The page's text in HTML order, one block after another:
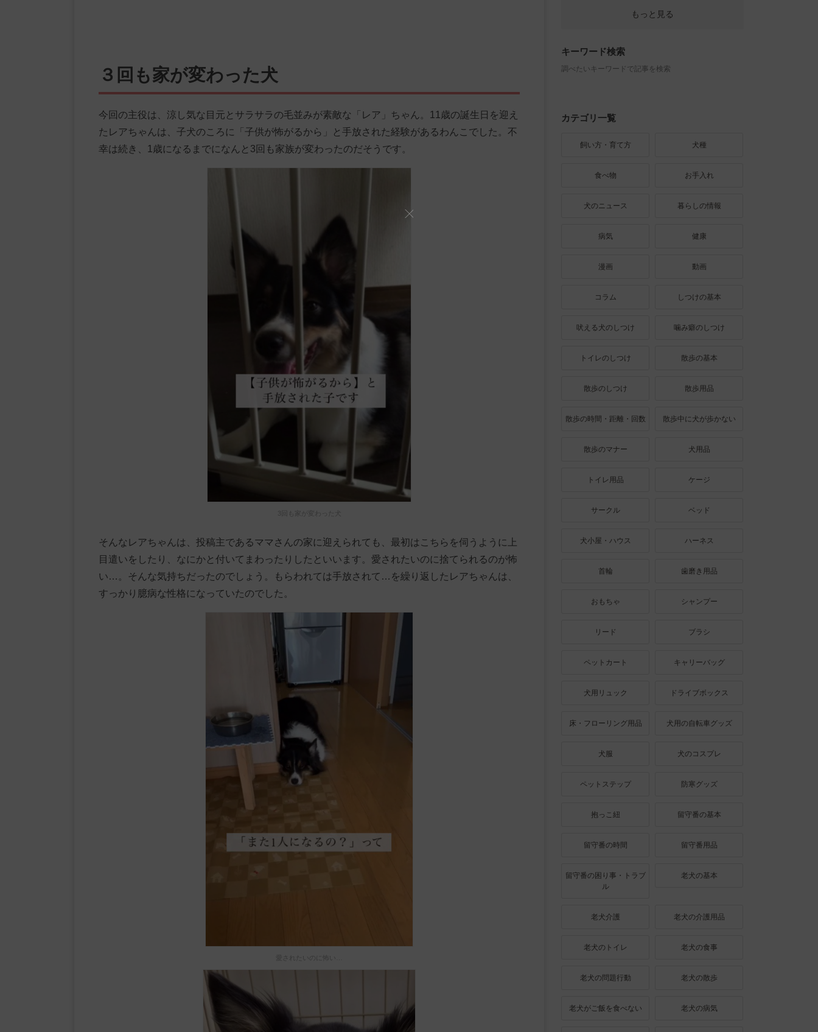
３回も家が変わった犬
今回の主役は、涼し気な目元とサラサラの毛並みが素敵な「レア」ちゃん。11歳の誕生日を迎え
たレアちゃんは、子犬のころに「子供が怖がるから」と手放された経験があるわんこでした。不
幸は続き、1歳になるまでになんと3回も家族が変わったのだそうです。
3回も家が変わった犬
そんなレアちゃんは、投稿主であるママさんの家に迎えられても、最初はこちらを伺うように上
目遣いをしたり、なにかと付いてまわったりしたといいます。愛されたいのに捨てられるのが怖
い…。そんな気持ちだったのでしょう。もらわれては手放されて…を繰り返したレアちゃんは、
すっかり臆病な性格になっていたのでした。
愛されたいのに怖い…
もっと見る
キーワード検索
調べたいキーワードで記事を検索
カテゴリ一覧
飼い方・育て方 犬種
食べ物 お手入れ
犬のニュース 暮らしの情報
病気 健康
漫画 動画
コラム しつけの基本
吠える犬のしつけ 噛み癖のしつけ
トイレのしつけ 散歩の基本
散歩のしつけ 散歩用品
散歩の時間・距離・回数 散歩中に犬が歩かない
散歩のマナー 犬用品
トイレ用品 ケージ
サークル ベッド
犬小屋・ハウス ハーネス
首輪 歯磨き用品
おもちゃ シャンプー
リード ブラシ
ペットカート キャリーバッグ
犬用リュック ドライブボックス
床・フローリング用品 犬用の自転車グッズ
犬服 犬のコスプレ
ペットステップ 防寒グッズ
抱っこ紐 留守番の基本
留守番の時間 留守番用品
留守番の困り事・トラブ
ル
老犬の基本
老犬介護 老犬の介護用品
老犬のトイレ 老犬の食事
老犬の問題行動 老犬の散歩
老犬がご飯を食べない 老犬の病気